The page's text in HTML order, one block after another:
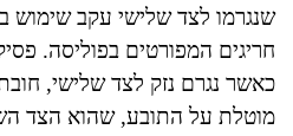
שנגרמו לצד שלישי עקב שימוש
חריגים המפורטים בפוליסה.
כאשר נגרם נזק לצד שלישי,
מוטלת על התובע, שהוא הצד